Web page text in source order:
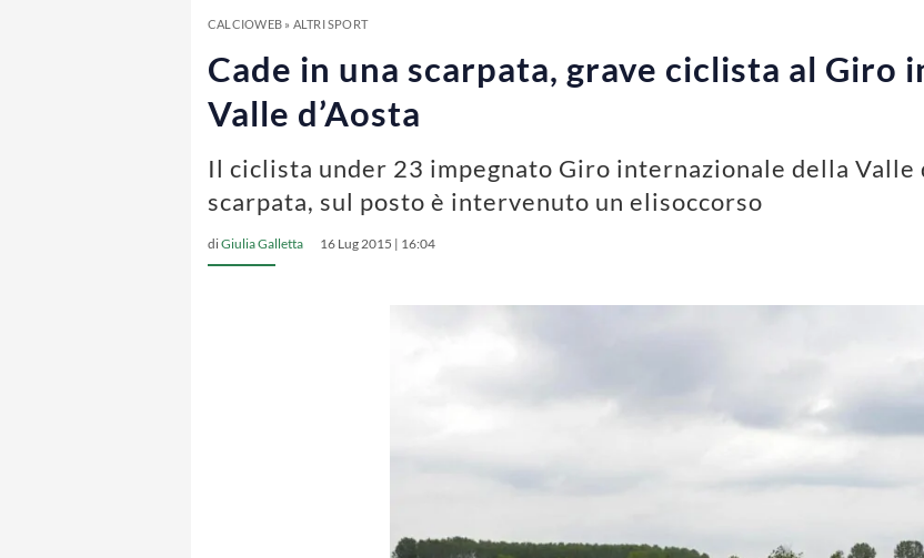
CALCIOWEB» ALTRI SPORT
Cade in una scarpata, grave ciclista al Giro
Valle d’Aosta
Il ciclista under 23 impegnato Giro internazionale della Valle
scarpata, sul posto è intervenuto un elisoccorso
diGiulia Galletta 16 Lug 2015 | 16:04